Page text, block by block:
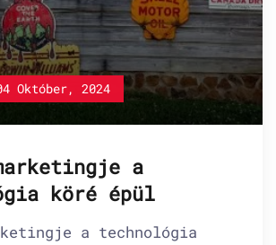
Október, 2024
a
köré épül
a technológia